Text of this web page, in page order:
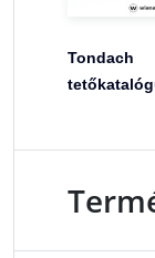
Tondach